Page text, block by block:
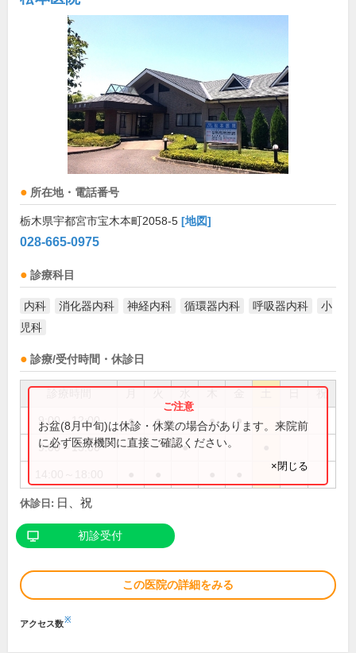
所在地・電話番号
栃木県宇都宮市宝木本町2058-5 [地図]
028-665-0975
診療科目
内科 消化器内科 神経内科 循環器内科 呼吸器内科
小
児科
診療/受付時間・休診日
祝
9:00～12:00 ● ● ● ●
9:00～13:00 ●
お盆(8月中旬)は休診・休業の場合があります。来院前
に必ず医療機関に直接ご確認ください。
×閉じる
休診日: 日、祝
初診受付
この医院の詳細をみる
アクセス数※